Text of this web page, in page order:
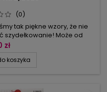
(0)
tak piękne wzory, że nie
Może od
a może od
i dobór kolorystyczny
zł
koszyka